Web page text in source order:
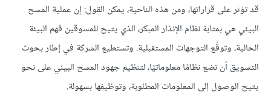
قد تؤثر على قراراتها، ومن هذه الناحية، يمكن القول: إن عملية المسح
البيئي هي بمثابة نظام الإنذار المبكر، الذي يتيح للمسوقين فهم البيئة
الحالية، وتوقّع التوجهات المستقبلية. وتستطيع الشركة في إطار بحوث
التسويق أن تضع نظامًا معلوماتيًا، لتنظيم جهود المسح البيئي على نحو
يتيح الوصول إلى المعلومات المطلوبة، وتوظيفها بسهولة.